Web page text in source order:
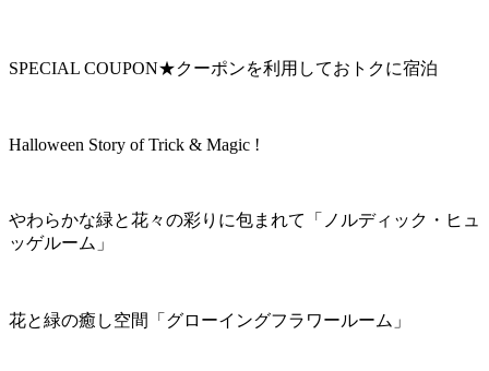
SPECIAL COUPON★クーポンを利用しておトクに宿泊
Halloween Story of Trick & Magic !
やわらかな緑と花々の彩りに包まれて「ノルディック・ヒュ
ッゲルーム」
花と緑の癒し空間「グローイングフラワールーム」